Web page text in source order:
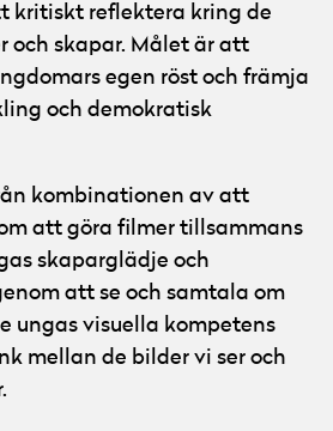
kritiskt reflektera kring de
och skapar. Målet är att
egen röst och främja
och demokratisk
kombinationen av att
att göra filmer tillsammans
skaparglädje och
att se och samtala om
ungas visuella kompetens
mellan de bilder vi ser och